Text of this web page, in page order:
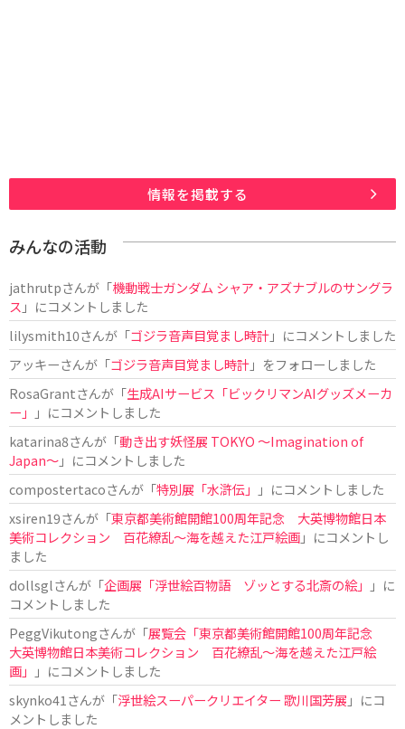
情報を掲載する
みんなの活動
jathrutpさんが「機動戦士ガンダム シャア・アズナブルのサングラ
ス 」にコメントしました
lilysmith10さんが「ゴジラ音声目覚まし時計」にコメントしました
アッキーさんが「ゴジラ音声目覚まし時計」をフォローしました
RosaGrantさんが「生成AIサービス「ビックリマンAIグッズメーカ
ー」
」にコメントしました
katarina8さんが「動き出す妖怪展 TOKYO 〜Imagination of
Japan〜」にコメントしました
compostertacoさんが「特別展「水滸伝」
」にコメントしました
xsiren19さんが「東京都美術館開館100周年記念 大英博物館日本
美術コレクション 百花繚乱～海を越えた江戸絵画」にコメントし
ました
dollsglさんが「企画展「浮世絵百物語 ゾッとする北斎の絵」
」に
コメントしました
PeggVikutongさんが「展覧会「東京都美術館開館100周年記念
大英博物館日本美術コレクション 百花繚乱〜海を越えた江戸絵
画」
」にコメントしました
skynko41 さんが「浮世絵スーパークリエイター 歌川国芳展 」にコ
メントしました